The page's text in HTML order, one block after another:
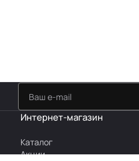
Интернет-магазин
Каталог
Акции